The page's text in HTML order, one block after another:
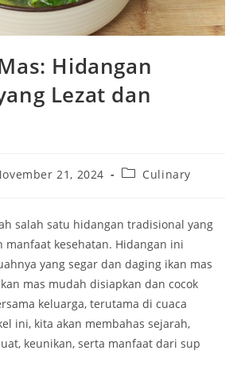
Hidangan
Lezat dan
21, 2024
PostCulinary
salah satu hidangan tradisional yang
manfaat kesehatan. Hidangan ini
yang segar dan daging ikan mas
mas mudah disiapkan dan cocok
keluarga, terutama di cuaca
ini, kita akan membahas sejarah,
keunikan, serta manfaat dari sup